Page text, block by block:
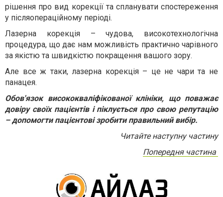
рішення про вид корекції та спланувати спостереження
у післяопераційному періоді.
Лазерна корекція – чудова, високотехнологічна
процедура, що дає нам можливість практично чарівного
за якістю та швидкістю покращення вашого зору.
Але все ж таки, лазерна корекція – це не чари та не
панацея.
Обов'язок висококваліфікованої клініки, що поважає
довіру своїх пацієнтів і піклується про свою репутацію
– допомогти пацієнтові зробити правильний вибір.
Читайте наступну частину
Попередня частина